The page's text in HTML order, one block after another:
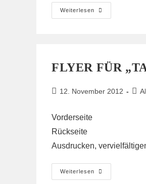
Weiterlesen
Solidarität
Von
FLYER FÜR
Beitrag
12. November 2012
Vorderseite
Rückseite
Ausdrucken,
Weiterlesen
Flyer
Für